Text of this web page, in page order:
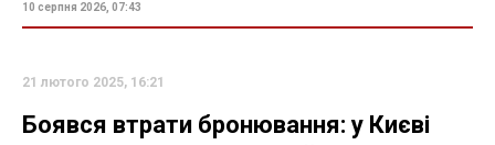
10 серпня 2026, 07:43
21 лютого 2025, 16:21
Боявся втрати бронювання: у Києві